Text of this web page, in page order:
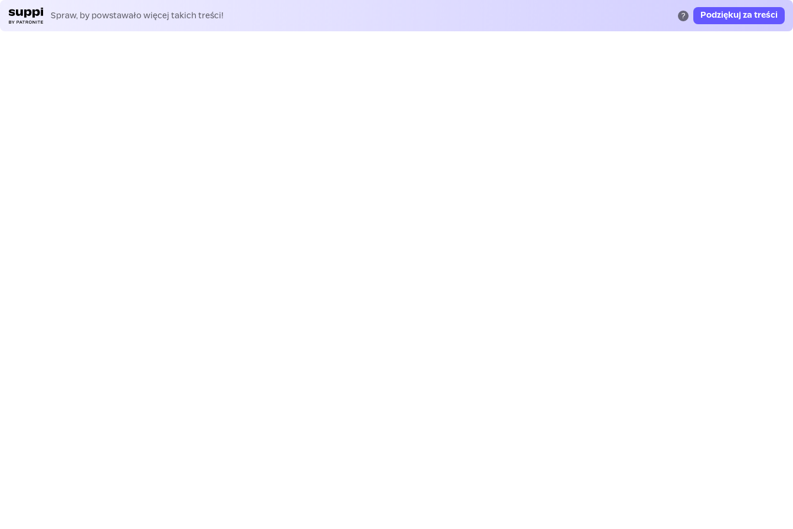
Spraw, by powstawało więcej takich treści! ? Podziękuj za treści